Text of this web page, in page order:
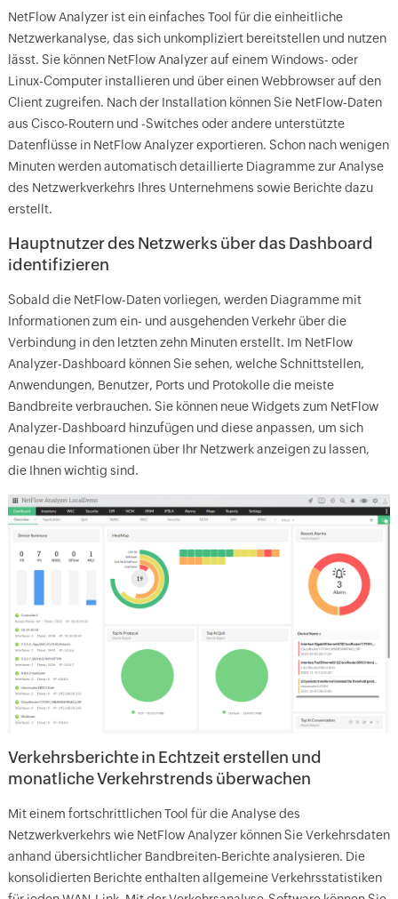
NetFlow Analyzer ist ein einfaches Tool für die einheitliche
Netzwerkanalyse, das sich unkompliziert bereitstellen und nutzen
lässt. Sie können NetFlow Analyzer auf einem Windows- oder
Linux-Computer installieren und über einen Webbrowser auf den
Client zugreifen. Nach der Installation können Sie NetFlow-Daten
aus Cisco-Routern und -Switches oder andere unterstützte
Datenflüsse in NetFlow Analyzer exportieren. Schon nach wenigen
Minuten werden automatisch detaillierte Diagramme zur Analyse
des Netzwerkverkehrs Ihres Unternehmens sowie Berichte dazu
erstellt.
Hauptnutzer des Netzwerks über das Dashboard
identifizieren
Sobald die NetFlow-Daten vorliegen, werden Diagramme mit
Informationen zum ein- und ausgehenden Verkehr über die
Verbindung in den letzten zehn Minuten erstellt. Im NetFlow
Analyzer-Dashboard können Sie sehen, welche Schnittstellen,
Anwendungen, Benutzer, Ports und Protokolle die meiste
Bandbreite verbrauchen. Sie können neue Widgets zum NetFlow
Analyzer-Dashboard hinzufügen und diese anpassen, um sich
genau die Informationen über Ihr Netzwerk anzeigen zu lassen,
die Ihnen wichtig sind.
Verkehrsberichte in Echtzeit erstellen und
monatliche Verkehrstrends überwachen
Mit einem fortschrittlichen Tool für die Analyse des
Netzwerkverkehrs wie NetFlow Analyzer können Sie Verkehrsdaten
anhand übersichtlicher Bandbreiten-Berichte analysieren. Die
konsolidierten Berichte enthalten allgemeine Verkehrsstatistiken